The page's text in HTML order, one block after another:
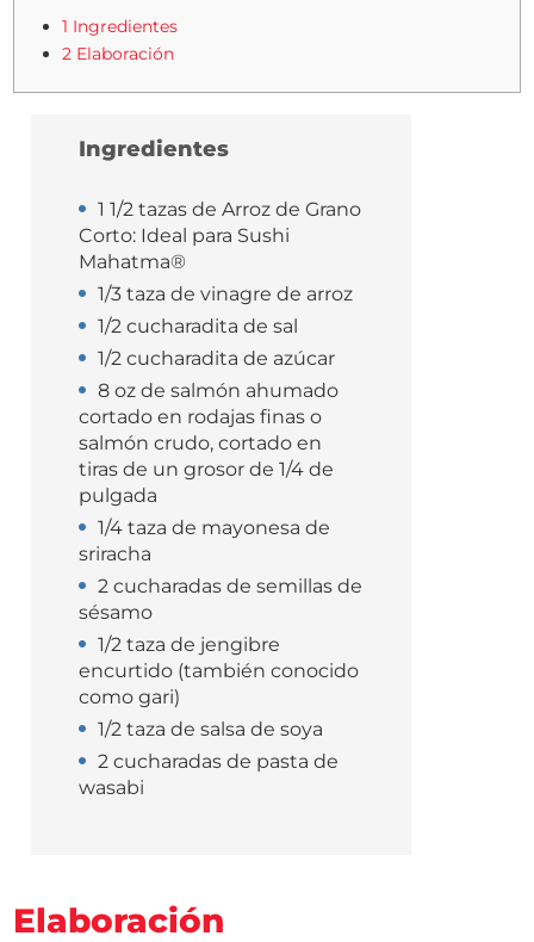
1 Ingredientes
2 Elaboración
Ingredientes
1 1/2 tazas de Arroz de Grano
Corto: Ideal para Sushi
Mahatma®
1/3 taza de vinagre de arroz
1/2 cucharadita de sal
1/2 cucharadita de azúcar
8 oz de salmón ahumado
cortado en rodajas finas o
salmón crudo, cortado en
tiras de un grosor de 1/4 de
pulgada
1/4 taza de mayonesa de
sriracha
2 cucharadas de semillas de
sésamo
1/2 taza de jengibre
encurtido (también conocido
como gari)
1/2 taza de salsa de soya
2 cucharadas de pasta de
wasabi
Elaboración